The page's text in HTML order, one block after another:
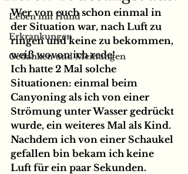
Leben mit Hund
Erkrankungen
Gedanken und Meinungen
Wer von euch schon einmal in
der Situation war, nach Luft zu
ringen und keine zu bekommen,
weiß wovon ich rede!⁠
Ich hatte 2 Mal solche
Situationen: einmal beim
Canyoning als ich von einer
Strömung unter Wasser gedrückt
wurde, ein weiteres Mal als Kind.
Nachdem ich von einer Schaukel
gefallen bin bekam ich keine
Luft für ein paar Sekunden.⁠